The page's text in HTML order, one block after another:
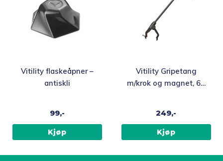
Vitility flaskeåpner –
antiskli
99,-
Kjøp
Vitility Gripetang
m/krok og magnet, 61
249,-
Kjøp